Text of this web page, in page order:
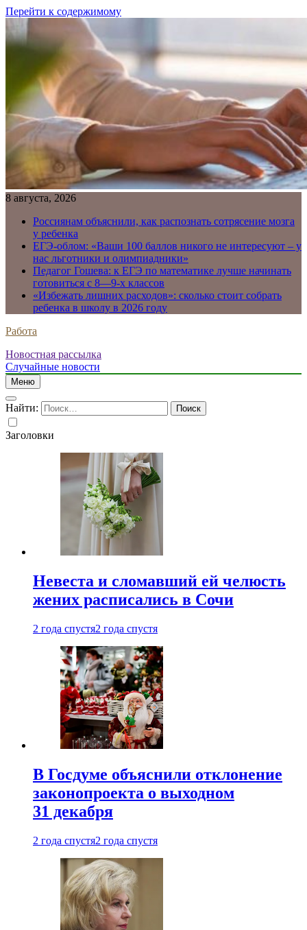
Перейти к содержимому
8 августа, 2026
Россиянам объяснили, как распознать сотрясение мозга
у ребенка
ЕГЭ-облом: «Ваши 100 баллов никого не интересуют – у
нас льготники и олимпиадники»
Педагог Гошева: к ЕГЭ по математике лучше начинать
готовиться с 8—9-х классов
«Избежать лишних расходов»: сколько стоит собрать
ребенка в школу в 2026 году
Работа
Новостная рассылка
Случайные новости
Меню
Найти:
Заголовки
Невеста и сломавший ей челюсть
жених расписались в Сочи
2 года спустя2 года спустя
В Госдуме объяснили отклонение
законопроекта о выходном
31 декабря
2 года спустя2 года спустя